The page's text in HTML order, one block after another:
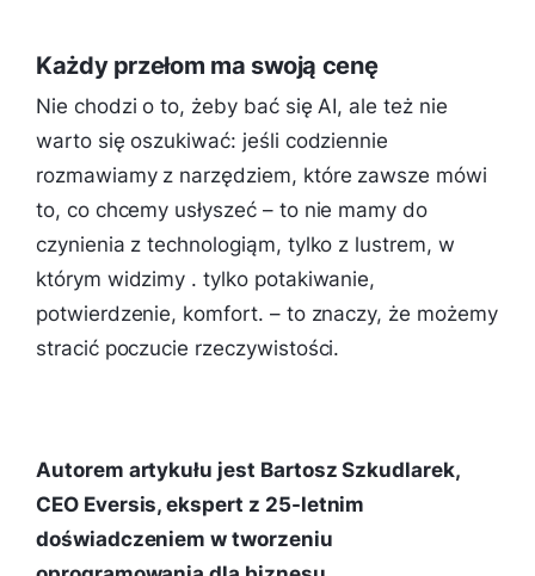
Każdy przełom ma swoją cenę
Nie chodzi o to, żeby bać się AI, ale też nie
warto się oszukiwać: jeśli codziennie
rozmawiamy z narzędziem, które zawsze mówi
to, co chcemy usłyszeć – to nie mamy do
czynienia z technologiąm, tylko z lustrem, w
którym widzimy . tylko potakiwanie,
potwierdzenie, komfort. – to znaczy, że możemy
stracić poczucie rzeczywistości.
Autorem artykułu jest Bartosz Szkudlarek,
CEO Eversis, ekspert z 25-letnim
doświadczeniem w tworzeniu